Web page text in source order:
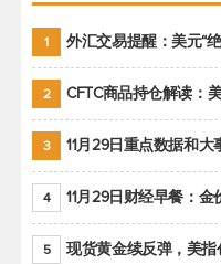
1 外汇交易提醒：美元“绝处逢生
2 CFTC商品持仓解读：美元净空头创2021年7月
3 11月29日重点数据和大
4 11月29日财经早餐：金价从逾一周高位回落
5 现货黄金续反弹，美指创两周